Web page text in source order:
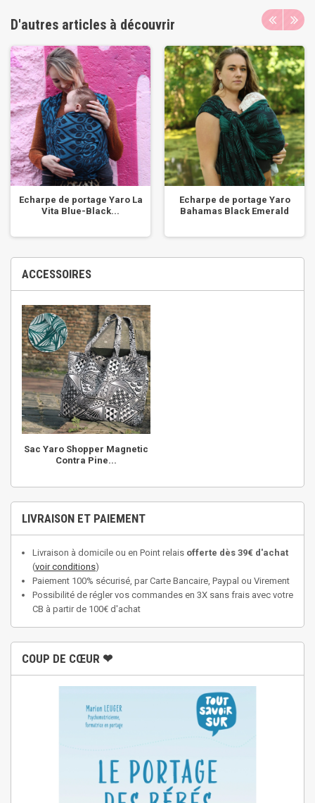
D'autres articles à découvrir
Echarpe de portage Yaro La
Vita Blue-Black...
Echarpe de portage Yaro
Bahamas Black Emerald
ACCESSOIRES
Sac Yaro Shopper Magnetic
Contra Pine...
LIVRAISON ET PAIEMENT
Livraison à domicile ou en Point relais offerte dès 39€ d'achat
(voir conditions)
Paiement 100% sécurisé, par Carte Bancaire, Paypal ou Virement
Possibilité de régler vos commandes en 3X sans frais avec votre
CB à partir de 100€ d'achat
COUP DE CŒUR ❤